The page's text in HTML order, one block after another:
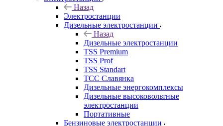
Назад
Электростанции
Дизельные электростанции
Назад
Дизельные электростанции
TSS Premium
TSS Prof
TSS Standart
ТСС Славянка
Дизельные энергокомплексы
Дизельные высоковольтные
электростанции
Портативные
Бензиновые электростанции